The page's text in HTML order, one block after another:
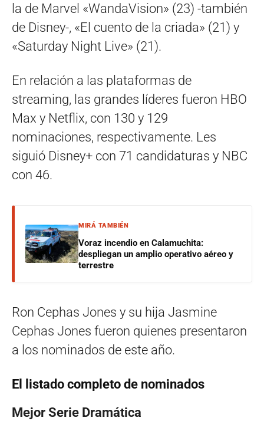
la de Marvel «WandaVision» (23) -también
de Disney-, «El cuento de la criada» (21) y
«Saturday Night Live» (21).
En relación a las plataformas de
streaming, las grandes líderes fueron HBO
Max y Netflix, con 130 y 129
nominaciones, respectivamente. Les
siguió Disney+ con 71 candidaturas y NBC
con 46.
MIRÁ TAMBIÉN
Voraz incendio en Calamuchita:
despliegan un amplio operativo aéreo y
terrestre
Ron Cephas Jones y su hija Jasmine
Cephas Jones fueron quienes presentaron
a los nominados de este año.
El listado completo de nominados
Mejor Serie Dramática